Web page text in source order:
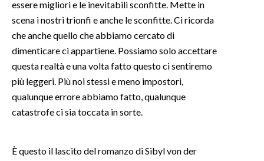
SARDEGNA TURISMO
SARDI NEL MONDO
NOTIZIE
EVENTI
#CARAUNIONE
INSULARITÀ
essere migliori e le inevitabili sconfitte. Mette in
scena i nostri trionfi e anche le sconfitte. Ci ricorda
che anche quello che abbiamo cercato di
dimenticare ci appartiene. Possiamo solo accettare
questa realtà e una volta fatto questo ci sentiremo
più leggeri. Più noi stessi e meno impostori,
qualunque errore abbiamo fatto, qualunque
catastrofe ci sia toccata in sorte.
È questo il lascito del romanzo di Sibyl von der